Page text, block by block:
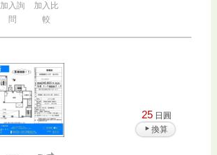
加入詢
問
加入比
較
25 日圓
換算